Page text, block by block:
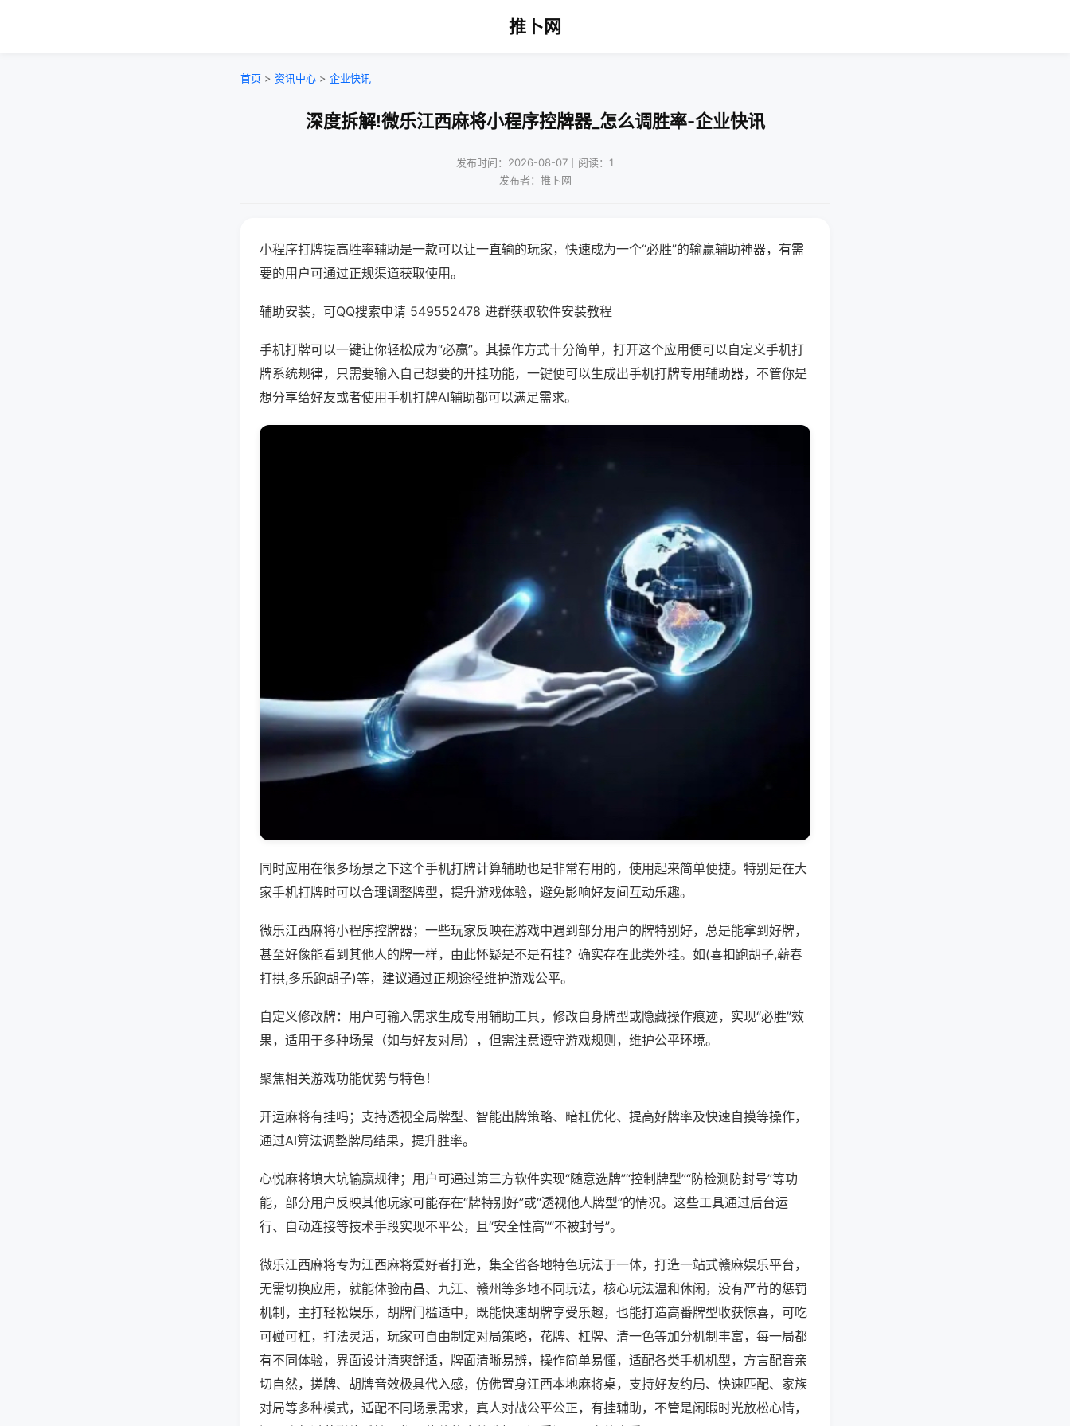
推卜网
首页 > 资讯中心 > 企业快讯
深度拆解!微乐江西麻将小程序控牌器_怎么调胜率-企业快讯
发布时间：2026-08-07｜阅读：1
发布者：推卜网
小程序打牌提高胜率辅助是一款可以让一直输的玩家，快速成为一个“必胜”的输赢辅助神器，有需
要的用户可通过正规渠道获取使用。
辅助安装，可QQ搜索申请 549552478 进群获取软件安装教程
手机打牌可以一键让你轻松成为“必赢”。其操作方式十分简单，打开这个应用便可以自定义手机打
牌系统规律，只需要输入自己想要的开挂功能，一键便可以生成出手机打牌专用辅助器，不管你是
想分享给好友或者使用手机打牌AI辅助都可以满足需求。
同时应用在很多场景之下这个手机打牌计算辅助也是非常有用的，使用起来简单便捷。特别是在大
家手机打牌时可以合理调整牌型，提升游戏体验，避免影响好友间互动乐趣。
微乐江西麻将小程序控牌器；一些玩家反映在游戏中遇到部分用户的牌特别好，总是能拿到好牌，
甚至好像能看到其他人的牌一样，由此怀疑是不是有挂？确实存在此类外挂。如(喜扣跑胡子,蕲春
打拱,多乐跑胡子)等，建议通过正规途径维护游戏公平。
自定义修改牌：用户可输入需求生成专用辅助工具，修改自身牌型或隐藏操作痕迹，实现“必胜”效
果，适用于多种场景（如与好友对局），但需注意遵守游戏规则，维护公平环境。
聚焦相关游戏功能优势与特色！
开运麻将有挂吗；支持透视全局牌型、智能出牌策略、暗杠优化、提高好牌率及快速自摸等操作，
通过AI算法调整牌局结果，提升胜率。
心悦麻将填大坑输赢规律；用户可通过第三方软件实现“随意选牌”“控制牌型”“防检测防封号”等功
能，部分用户反映其他玩家可能存在“牌特别好”或“透视他人牌型”的情况。这些工具通过后台运
行、自动连接等技术手段实现不平公，且“安全性高”“不被封号”。
微乐江西麻将专为江西麻将爱好者打造，集全省各地特色玩法于一体，打造一站式赣麻娱乐平台，
无需切换应用，就能体验南昌、九江、赣州等多地不同玩法，核心玩法温和休闲，没有严苛的惩罚
机制，主打轻松娱乐，胡牌门槛适中，既能快速胡牌享受乐趣，也能打造高番牌型收获惊喜，可吃
可碰可杠，打法灵活，玩家可自由制定对局策略，花牌、杠牌、清一色等加分机制丰富，每一局都
有不同体验，界面设计清爽舒适，牌面清晰易辨，操作简单易懂，适配各类手机机型，方言配音亲
切自然，搓牌、胡牌音效极具代入感，仿佛置身江西本地麻将桌，支持好友约局、快速匹配、家族
对局等多种模式，适配不同场景需求，真人对战公平公正，有挂辅助，不管是闲暇时光放松心情，